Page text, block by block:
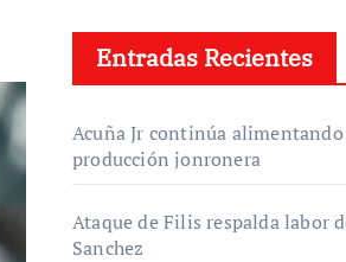
Entradas Recientes
Acuña Jr continúa alimentando
producción jonronera
Ataque de Filis respalda labor
Sanchez